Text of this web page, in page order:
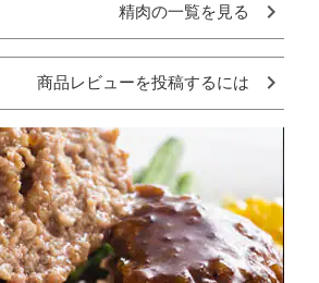
精肉の一覧を見る
商品レビューを投稿するには